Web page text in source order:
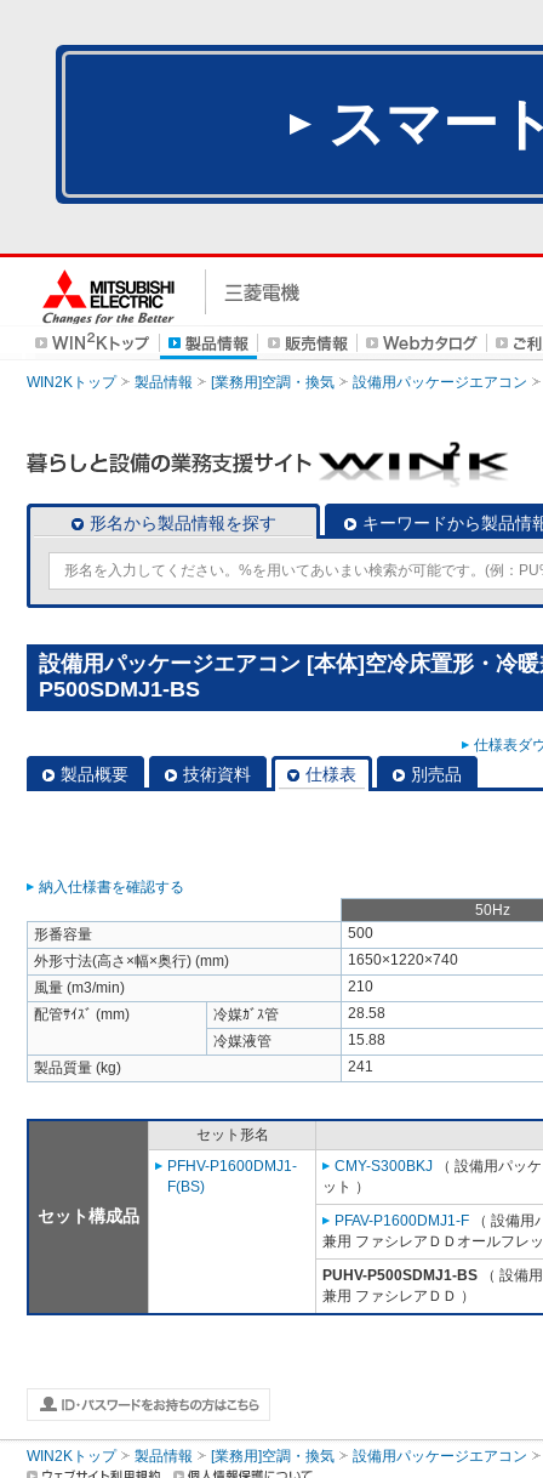
スマー
WIN2Kトップ 製品情報 [業務用]空調・換気 設備用パッケージエアコン
形名から製品情報を探す キーワードから製品情
設備用パッケージエアコン [本体]空冷床置形・冷
P500SDMJ1-BS
仕様表ダ
製品概要 技術資料 仕様表 別売品
納入仕様書を確認する
50Hz
形番容量
500
外形寸法(高さ×幅×奥行) (mm)
1650×1220×740
風量 (m3/min)
210
配管ｻｲｽﾞ (mm)
冷媒ｶﾞｽ管
28.58
冷媒液管
15.88
製品質量 (kg)
241
セット構成品
セット形名
PFHV-P1600DMJ1-
F(BS)
CMY-S300BKJ （ 設備用パッ
ット ）
PFAV-P1600DMJ1-F （ 設備用
兼用 ファシレアＤＤオールフレ
PUHV-P500SDMJ1-BS （ 設備
兼用 ファシレアＤＤ ）
WIN2Kトップ 製品情報 [業務用]空調・換気 設備用パッケージエアコン